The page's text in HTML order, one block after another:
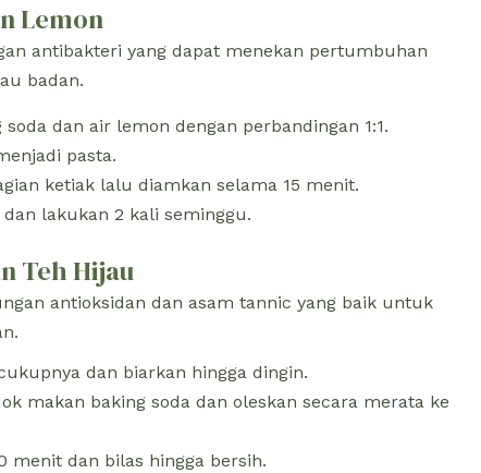
Lemon
antibakteri yang dapat menekan pertumbuhan
badan.
dan air lemon dengan perbandingan 1:1.
pasta.
ketiak lalu diamkan selama 15 menit.
lakukan 2 kali seminggu.
Teh Hijau
antioksidan dan asam tannic yang baik untuk
dan biarkan hingga dingin.
makan baking soda dan oleskan secara merata ke
menit dan bilas hingga bersih.